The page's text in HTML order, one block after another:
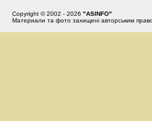
Copyright © 2002 - 2026 "ASINFO"
Материали та фото захищені авторським